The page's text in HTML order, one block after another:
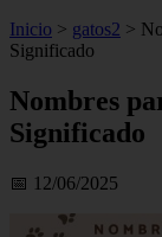
Inicio > gatos2 >
Significado
Nombres
Significado
📅 12/06/2025